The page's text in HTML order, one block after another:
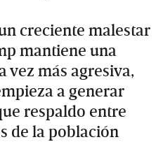
creciente malestar
mantiene una
vez más agresiva,
a generar
respaldo entre
de la población